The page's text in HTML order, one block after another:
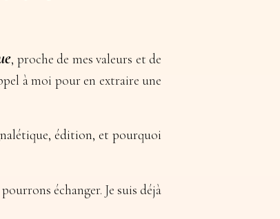
, proche de mes valeurs et de
à moi pour en extraire une
édition, et pourquoi
échanger. Je suis déjà